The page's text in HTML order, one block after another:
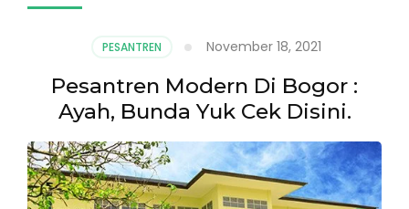
PESANTREN November 18, 2021
Pesantren Modern Di Bogor :
Ayah, Bunda Yuk Cek Disini.